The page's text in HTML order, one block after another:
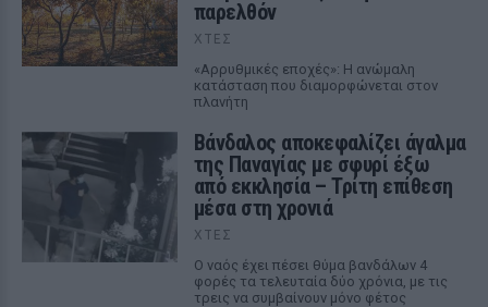
παρελθόν
ΧΤΕΣ
«Αρρυθμικές εποχές»: Η ανώμαλη
κατάσταση που διαμορφώνεται στον
πλανήτη
Βάνδαλος αποκεφαλίζει άγαλμα
της Παναγίας με σφυρί έξω
από εκκλησία – Τρίτη επίθεση
μέσα στη χρονιά
ΧΤΕΣ
Ο ναός έχει πέσει θύμα βανδάλων 4
φορές τα τελευταία δύο χρόνια, με τις
τρεις να συμβαίνουν μόνο φέτος